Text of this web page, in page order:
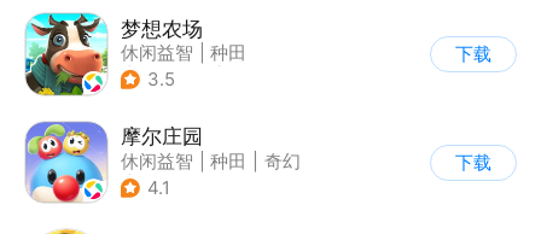
梦想农场
休闲益智
种田
| 田园生活
3.5
下载
摩尔庄园
休闲益智 种田
奇幻
| 摩尔庄园
4.1
下载